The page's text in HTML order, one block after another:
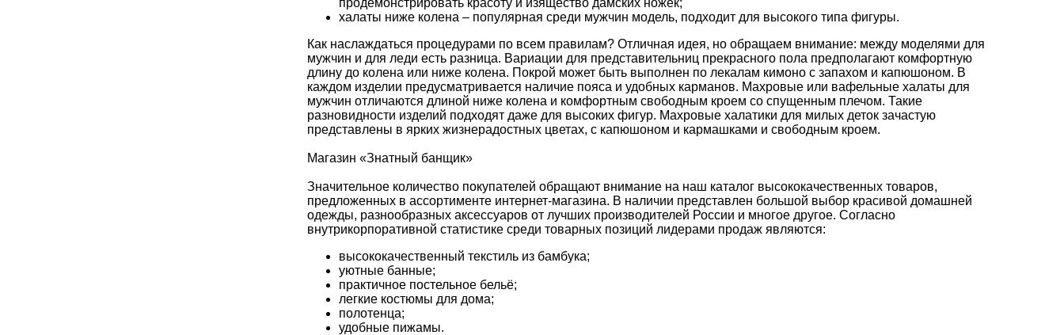
халаты ниже колена – популярная среди мужчин модель, подходит для высокого типа фигуры.
Как наслаждаться процедурами по всем правилам? Отличная идея, но обращаем внимание: между моделями для
мужчин и для леди есть разница. Вариации для представительниц прекрасного пола предполагают комфортную
длину до колена или ниже колена. Покрой может быть выполнен по лекалам кимоно с запахом и капюшоном. В
каждом изделии предусматривается наличие пояса и удобных карманов. Махровые или вафельные халаты для
мужчин отличаются длиной ниже колена и комфортным свободным кроем со спущенным плечом. Такие
разновидности изделий подходят даже для высоких фигур. Махровые халатики для милых деток зачастую
представлены в ярких жизнерадостных цветах, с капюшоном и кармашками и свободным кроем.
Магазин «Знатный банщик»
Значительное количество покупателей обращают внимание на наш каталог высококачественных товаров,
предложенных в ассортименте интернет-магазина. В наличии представлен большой выбор красивой домашней
одежды, разнообразных аксессуаров от лучших производителей России и многое другое. Согласно
внутрикорпоративной статистике среди товарных позиций лидерами продаж являются:
высококачественный текстиль из бамбука;
уютные банные;
практичное постельное бельё;
легкие костюмы для дома;
полотенца;
удобные пижамы.